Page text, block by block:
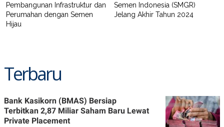
Pembangunan Infrastruktur dan
Perumahan dengan Semen
Hijau ​
Semen Indonesia (SMGR)
Jelang Akhir Tahun 2024
Terbaru
Bank Kasikorn (BMAS) Bersiap
Terbitkan 2,87 Miliar Saham Baru Lewat
Private Placement